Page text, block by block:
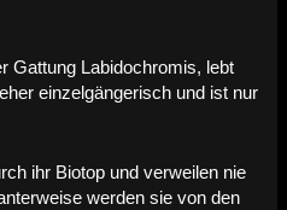
Gattung Labidochromis, lebt
einzelgängerisch und ist nur
ihr Biotop und verweilen nie
werden sie von den